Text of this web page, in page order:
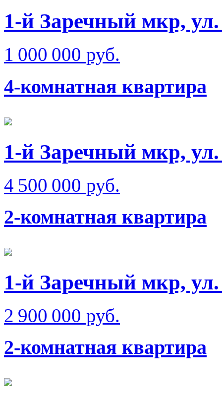
1-й Заречный мкр, ул.
1 000 000 руб.
4-комнатная квартира
1-й Заречный мкр,
4 500 000 руб.
2-комнатная квартира
1-й Заречный мкр,
2 900 000 руб.
2-комнатная квартира